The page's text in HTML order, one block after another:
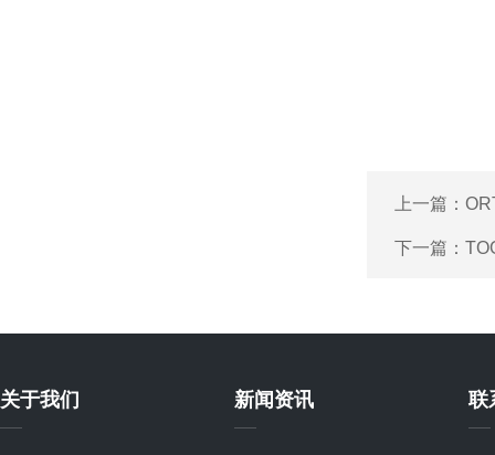
上一篇：
下一篇：
关于我们 新闻资讯 联